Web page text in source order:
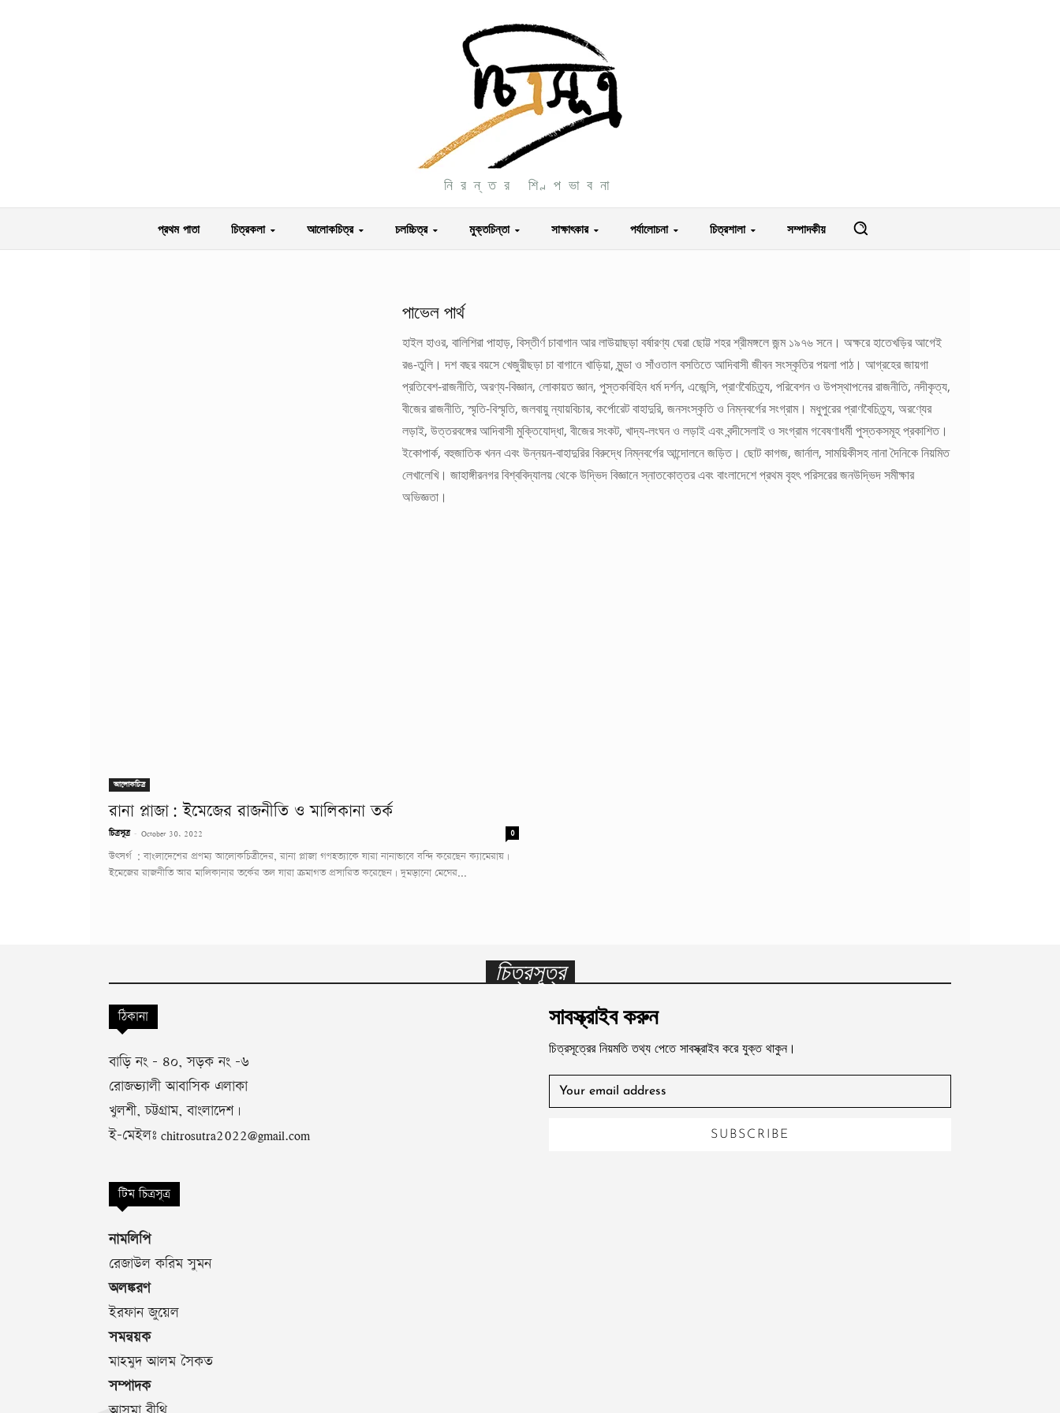
নিরন্তর শিল্পভাবনা
প্রথম পাতা চিত্রকলা আলোকচিত্র চলচ্চিত্র মুক্তচিন্তা সাক্ষাৎকার পর্যালোচনা চিত্রশালা সম্পাদকীয়
পাভেল পার্থ
হাইল হাওর, বালিশিরা পাহাড়, বিস্তীর্ণ চাবাগান আর লাউয়াছড়া বর্ষারণ্য ঘেরা ছোট্ট শহর শ্রীমঙ্গলে জন্ম ১৯৭৬ সনে। অক্ষরে হাতেখড়ির আগেই
রঙ-তুলি। দশ বছর বয়সে খেজুরীছড়া চা বাগানে খাড়িয়া, মুন্ডা ও সাঁওতাল বসতিতে আদিবাসী জীবন সংস্কৃতির পয়লা পাঠ। আগ্রহের জায়গা
প্রতিবেশ-রাজনীতি, অরণ্য-বিজ্ঞান, লোকায়ত জ্ঞান, পুস্তকবিহিন ধর্ম দর্শন, এজেন্সি, প্রাণবৈচিত্র্য, পরিবেশন ও উপস্থাপনের রাজনীতি, নদীকৃত্য,
বীজের রাজনীতি, স্মৃতি-বিস্মৃতি, জলবায়ু ন্যায়বিচার, কর্পোরেট বাহাদুরি, জনসংস্কৃতি ও নিম্নবর্গের সংগ্রাম। মধুপুরের প্রাণবৈচিত্র্য, অরণ্যের
লড়াই, উত্তরবঙ্গের আদিবাসী মুক্তিযোদ্ধা, বীজের সংকট, খাদ্য-লংঘন ও লড়াই এবং বন্দীসেলাই ও সংগ্রাম গবেষণাধর্মী পুস্তকসমূহ প্রকাশিত।
ইকোপার্ক, বহুজাতিক খনন এবং উন্নয়ন-বাহাদুরির বিরুদ্ধে নিম্নবর্গের আন্দোলনে জড়িত। ছোট কাগজ, জার্নাল, সাময়িকীসহ নানা দৈনিকে নিয়মিত
লেখালেখি। জাহাঙ্গীরনগর বিশ্ববিদ্যালয় থেকে উদ্ভিদ বিজ্ঞানে স্নাতকোত্তর এবং বাংলাদেশে প্রথম বৃহৎ পরিসরের জনউদ্ভিদ সমীক্ষার
অভিজ্ঞতা।
আলোকচিত্র
রানা প্লাজা: ইমেজের রাজনীতি ও মালিকানা তর্ক
চিত্রসূত্র - October 30, 2022 0
উৎসর্গ : বাংলাদেশের প্রণম্য আলোকচিত্রীদের, রানা প্লাজা গণহত্যাকে যারা নানাভাবে বন্দি করেছেন ক্যামেরায়।
ইমেজের রাজনীতি আর মালিকানার তর্কের তল যারা ক্রমাগত প্রসারিত করেছেন। দুমড়ানো মেঘের...
চিত্রসূত্র
ঠিকানা
বাড়ি নং - ৪০, সড়ক নং -৬
রোজভ্যালী আবাসিক এলাকা
খুলশী, চট্টগ্রাম, বাংলাদেশ।
ই-মেইলঃ chitrosutra2022@gmail.com
টিম চিত্রসূত্র
নামলিপি
রেজাউল করিম সুমন
অলঙ্করণ
ইরফান জুয়েল
সমন্বয়ক
মাহমুদ আলম সৈকত
সম্পাদক
সাবস্ক্রাইব করুন
চিত্রসূত্রের নিয়মতি তথ্য পেতে সাবস্ক্রাইব করে যুক্ত থাকুন।
SUBSCRIBE